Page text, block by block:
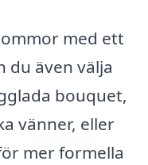
med ett
du även välja
bouquet,
vänner, eller
mer formella